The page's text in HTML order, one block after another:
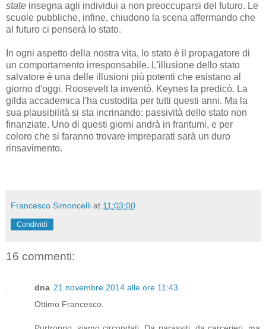
state insegna agli individui a non preoccuparsi del futuro. Le
scuole pubbliche, infine, chiudono la scena affermando che
al futuro ci penserà lo stato.
In ogni aspetto della nostra vita, lo stato è il propagatore di
un comportamento irresponsabile. L'illusione dello stato
salvatore è una delle illusioni più potenti che esistano al
giorno d'oggi. Roosevelt la inventò. Keynes la predicò. La
gilda accademica l'ha custodita per tutti questi anni. Ma la
sua plausibilità si sta incrinando: passività dello stato non
finanziate. Uno di questi giorni andrà in frantumi, e per
coloro che si faranno trovare impreparati sarà un duro
rinsavimento.
Francesco Simoncelli at 11:03:00
Condividi
16 commenti:
dna 21 novembre 2014 alle ore 11:43
Ottimo Francesco.